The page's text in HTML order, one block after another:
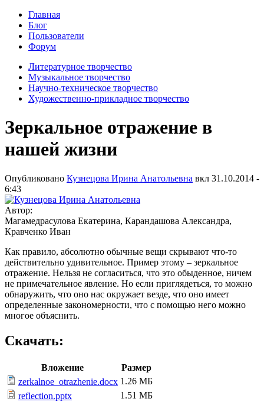
Главная
Блог
Пользователи
Форум
Литературное творчество
Музыкальное творчество
Научно-техническое творчество
Художественно-прикладное творчество
Зеркальное отражение в
нашей жизни
Опубликовано Кузнецова Ирина Анатольевна вкл 31.10.2014 -
6:43
Автор:
Магамедрасулова Екатерина, Карандашова Александра,
Кравченко Иван
Как правило, абсолютно обычные вещи скрывают что-то
действительно удивительное. Пример этому – зеркальное
отражение. Нельзя не согласиться, что это обыденное, ничем
не примечательное явление. Но если приглядеться, то можно
обнаружить, что оно нас окружает везде, что оно имеет
определенные закономерности, что с помощью него можно
многое объяснить.
Скачать:
Вложение
Размер
zerkalnoe_otrazhenie.docx 1.26 МБ
reflection.pptx
1.51 МБ